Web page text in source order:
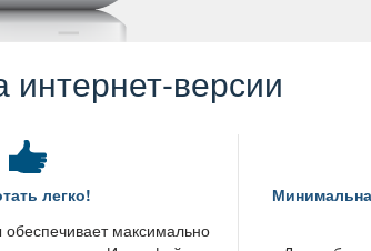
версии
легко!
максимально